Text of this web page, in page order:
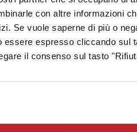
con altre informazioni
Se vuole saperne di più o
essere espresso cliccando sul
il consenso sul tasto